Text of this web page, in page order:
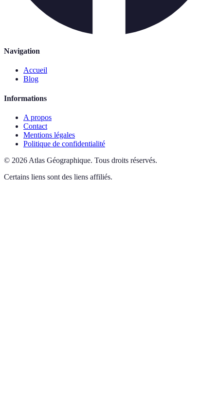
Navigation
Accueil
Blog
Informations
A propos
Contact
Mentions légales
Politique de confidentialité
© 2026 Atlas Géographique. Tous droits réservés.
Certains liens sont des liens affiliés.